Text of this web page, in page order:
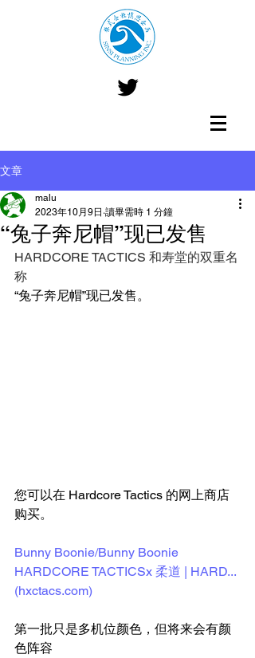
文章
“兔子奔尼帽”现已发售
malu
2023年10月9日 讀畢需時 1 分鐘
HARDCORE TACTICS 和寿堂的双重名
称
“兔子奔尼帽”现已发售。
您可以在 Hardcore Tactics 的网上商店
购买。
Bunny Boonie/Bunny Boonie
HARDCORE TACTICSx 柔道 | HARD...
(hxctacs.com)
第一批只是多机位颜色，但将来会有颜
色阵容